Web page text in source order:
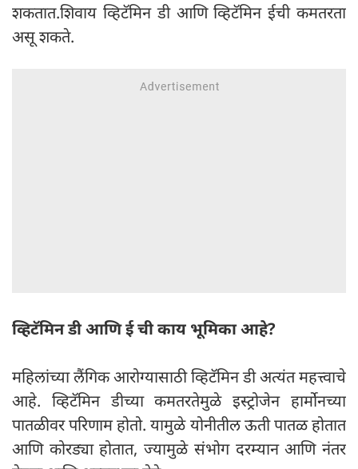
शकतात.शिवाय व्हिटॅमिन डी आणि व्हिटॅमिन ईची कमतरता
असू शकते.
व्हिटॅमिन डी आणि ई ची काय भूमिका आहे?
महिलांच्या लैंगिक आरोग्यासाठी व्हिटॅमिन डी अत्यंत महत्त्वाचे
आहे. व्हिटॅमिन डीच्या कमतरतेमुळे इस्ट्रोजेन हार्मोनच्या
पातळीवर परिणाम होतो. यामुळे योनीतील ऊती पातळ होतात
आणि कोरड्या होतात, ज्यामुळे संभोग दरम्यान आणि नंतर